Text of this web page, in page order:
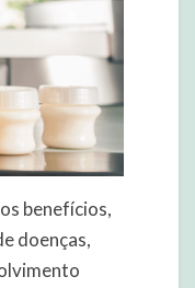
benefícios,
doenças,